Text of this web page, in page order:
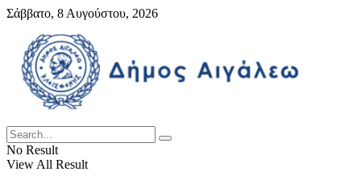
Σάββατο, 8 Αυγούστου, 2026
No Result
View All Result